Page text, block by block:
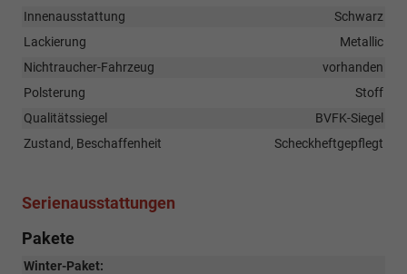
Innenausstattung
Schwarz
Lackierung
Metallic
Nichtraucher-Fahrzeug
vorhanden
Polsterung
Stoff
Qualitätssiegel
BVFK-Siegel
Zustand, Beschaffenheit
Scheckheftgepflegt
Serienausstattungen
Pakete
Winter-Paket: